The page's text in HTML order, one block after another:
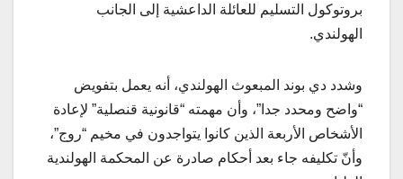
بروتوكول التسليم للعائلة الداعشية إلى الجانب
الهولندي.
وشدد دي بوند المبعوث الهولندي، أنه يعمل بتفويض
“واضح ومحدد جدا”، وأن مهمته “قانونية قنصلية” لإعادة
الأشخاص الأربعة الذين كانوا يتواجدون في مخيم “روج”،
وأنّ تكليفه جاء بعد أحكام صادرة عن المحكمة الهولندية